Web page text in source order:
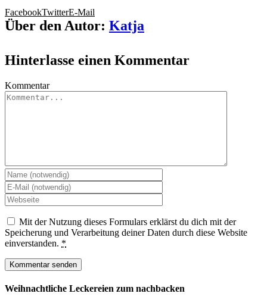
FacebookTwitterE-Mail
Über den Autor: Katja
Hinterlasse einen Kommentar
Kommentar
Mit der Nutzung dieses Formulars erklärst du dich mit der
Speicherung und Verarbeitung deiner Daten durch diese Website
einverstanden. *
Weihnachtliche Leckereien zum nachbacken